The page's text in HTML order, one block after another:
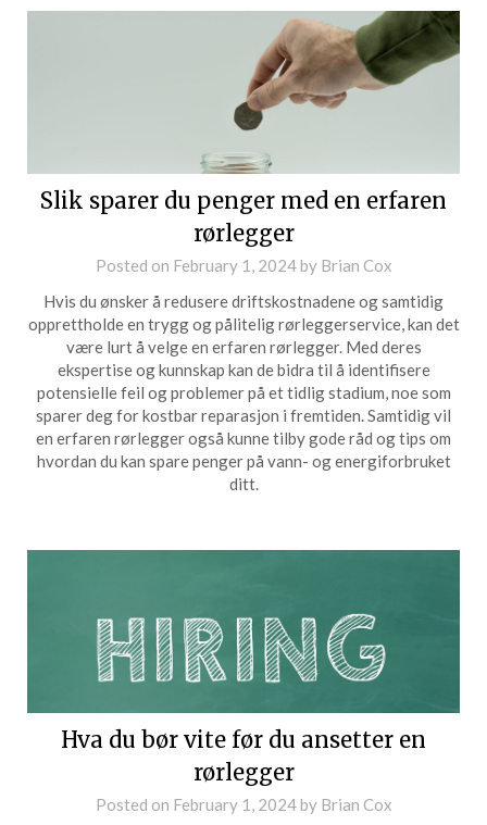
Slik sparer du penger med en erfaren
rørlegger
Posted on February 1, 2024by Brian Cox
Hvis du ønsker å redusere driftskostnadene og samtidig
opprettholde en trygg og pålitelig rørleggerservice, kan det
være lurt å velge en erfaren rørlegger. Med deres
ekspertise og kunnskap kan de bidra til å identifisere
potensielle feil og problemer på et tidlig stadium, noe som
sparer deg for kostbar reparasjon i fremtiden. Samtidig vil
en erfaren rørlegger også kunne tilby gode råd og tips om
hvordan du kan spare penger på vann- og energiforbruket
ditt.
Hva du bør vite før du ansetter en
rørlegger
Posted on February 1, 2024by Brian Cox